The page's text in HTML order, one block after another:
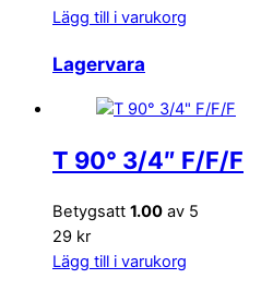
Lägg till i varukorg
Lagervara
T 90° 3/4″ F/F/F
Betygsatt 1.00 av 5
29 kr
Lägg till i varukorg